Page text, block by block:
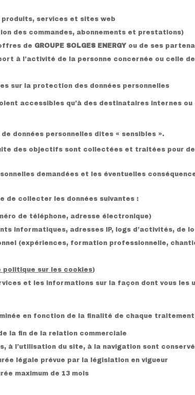
produits, services et sites web
des commandes, abonnements et prestations)
de GROUPE SOLGES ENERGY ou de ses
à l’activité de la personne concernée ou celle
sur la protection des données personnelles
accessibles qu’à des destinataires internes
données personnelles dites « sensibles ».
des objectifs sont collectées et traitées pour
demandées et les éventuelles
de collecter les données suivantes :
de téléphone, adresse électronique)
informatiques, adresses IP, logs d’activités, de
(expériences, formation professionnelle,
politique sur les cookies)
et les informations sur la façon dont vous les
en fonction de la finalité de chaque
la fin de la relation commerciale
à l’utilisation du site, à la navigation sont
légale prévue par la législation en vigueur
maximum de 13 mois